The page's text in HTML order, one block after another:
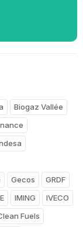
Biogaz Vallée
Gecos
GRDF
IMING
IVECO
Fuels